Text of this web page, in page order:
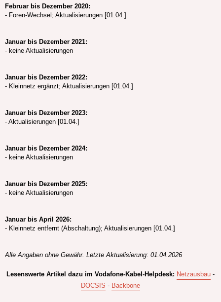
Februar bis Dezember 2020:
- Foren-Wechsel; Aktualisierungen [01.04.]
Januar bis Dezember 2021:
- keine Aktualisierungen
Januar bis Dezember 2022:
- Kleinnetz ergänzt; Aktualisierungen [01.04.]
Januar bis Dezember 2023:
- Aktualisierungen [01.04.]
Januar bis Dezember 2024:
- keine Aktualisierungen
Januar bis Dezember 2025:
- keine Aktualisierungen
Januar bis April 2026:
- Kleinnetz entfernt (Abschaltung); Aktualisierungen [01.04.]
Alle Angaben ohne Gewähr. Letzte Aktualisierung: 01.04.2026
Lesenswerte Artikel dazu im Vodafone-Kabel-Helpdesk: Netzausbau -
DOCSIS - Backbone